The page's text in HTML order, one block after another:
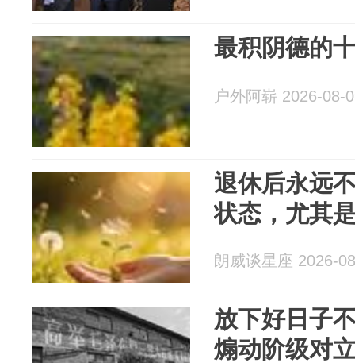
最积阴德的
户外阿崭 2026-08-
退休后永远
状态，尤其
朗威谈星座 2026-
放下好日子
煽动阶级对